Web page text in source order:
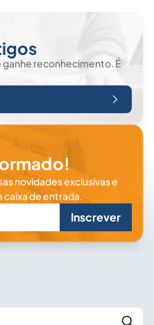
reconhecimento. É
novidades exclusivas e
de entrada.
Inscrever